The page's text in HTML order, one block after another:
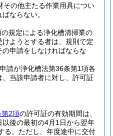
その他主たる作業用具につい
ならない。
規定による浄化槽清掃業の
ようとする者は、規則で定
申請をしなければならな
請が浄化槽法第36条第1項各
当該申請者に対し、許可証
第2項の許可証の有効期間は、
後の最初の4月1日から翌年
。 ただし、年度途中に交付